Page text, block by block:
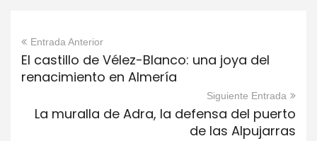
Entrada Anterior
El castillo de Vélez-Blanco: una joya del
renacimiento en Almería
Siguiente Entrada
La muralla de Adra, la defensa del puerto
de las Alpujarras